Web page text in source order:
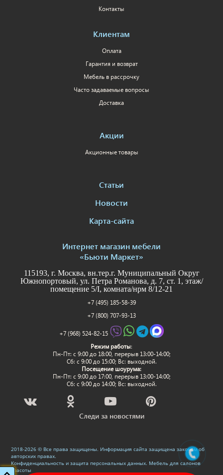
Контакты
Клиентам
Оплата
Гарантия и возврат
Мебель в рассрочку
Часто задаваемые вопросы
Доставка
Акции
Акционные товары
Статьи
Новости
Карта-сайта
Интернет магазин мебели
«Бьюти Маркет»
115193, г. Москва, вн.тер.г. Муниципальный Округ
Южнопортовый, ул. Петра Романова, д. 7, ст. 1, этаж/
помещение 5/I, комната/нрм 8/12-21
+7 (495) 185-58-39
+7 (800) 707-93-13
+7 (968) 524-82-15
Режим работы:
Пн-Пт: c 9:00 до 18:00, перерыв 13:00-14:00;
Сб: с 9:00 до 15:00; Вс: выходной.
Посещение шоурума:
Пн-Пт: c 9:00 до 17:00, перерыв 13:00-14:00;
Сб: с 9:00 до 14:00; Вс: выходной.
Следи за новостями
2018-2026 © Все права защищены. Информация сайта защищена законом об
авторских правах.
Конфиденциальность и защита персональных данных. Мебель для салонов
красоты